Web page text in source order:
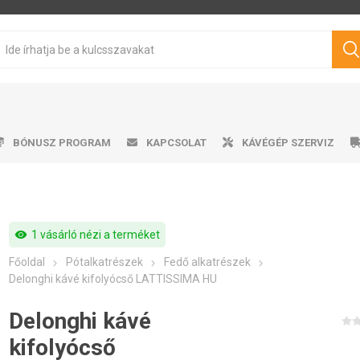
pörkölt kávé
kávéfőzők Karos kávéfőzők
Hűtőszekrény
Víztartályok
professional Tisztítószerek
Cukrok Ajándéktárgyak
Philips Saeco Dr.Coffee
BÓNUSZ PROGRAM KAPCSOLAT KÁVÉGÉP SZERVIZ
visibility 1 vásárló nézi a terméket
Főoldal Pótalkatrészek
Fedő alkatrészek
Delonghi kávé kifolyócső LATTISSIMA HU
Delonghi kávé
kifolyócső